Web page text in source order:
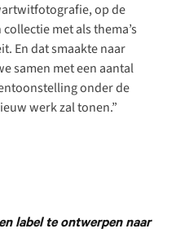
op de
met als thema’s
En dat smaakte naar
samen met een aantal
onder de
werk zal tonen.”
label te ontwerpen naar